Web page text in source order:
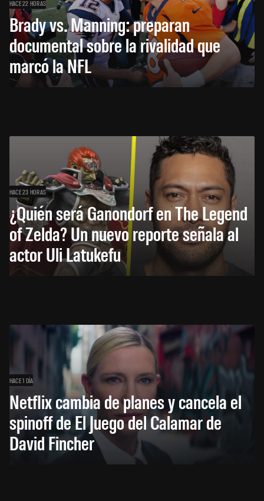
HACE 22 HORAS
Brady vs. Manning: preparan
documental sobre la rivalidad que
marcó la NFL
HACE 23 HORAS
¿Quién será Ganondorf en The Legend
of Zelda? Un nuevo reporte señala al
actor Uli Latukefu
HACE 1 DÍA
Netflix cambia de planes y cancela el
spinoff de El Juego del Calamar de
David Fincher